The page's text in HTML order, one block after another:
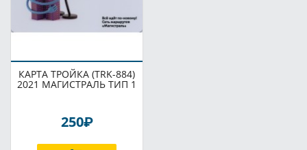
КАРТА ТРОЙКА (TRK-884)
2021 МАГИСТРАЛЬ ТИП 1
250P